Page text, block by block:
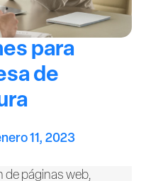
para
de
11, 2023
de páginas web,